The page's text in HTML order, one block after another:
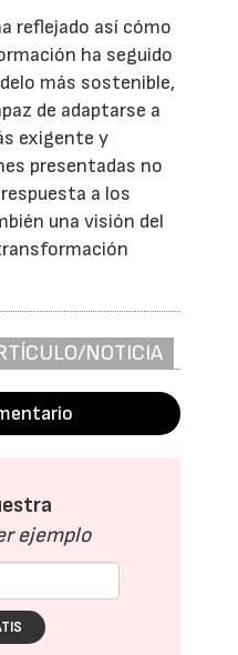
reflejado así cómo
ha seguido
más sostenible,
de adaptarse a
exigente y
presentadas no
a los
una visión del
NOTICIA
ejemplo